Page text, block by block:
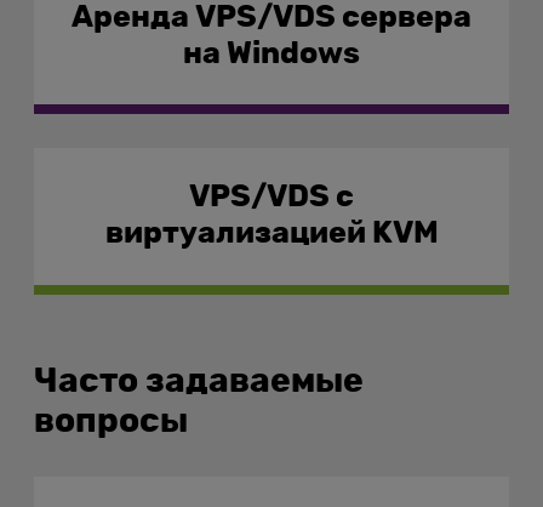
Аренда VPS/VDS сервера
на Windows
VPS/VDS с
виртуализацией KVM
Часто задаваемые
вопросы